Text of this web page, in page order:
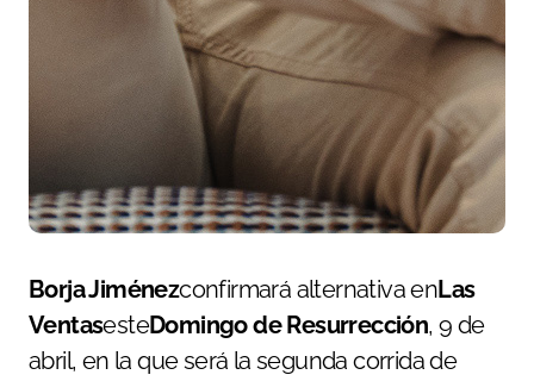
Borja Jiménezconfirmará alternativa enLas
VentasesteDomingo de Resurrección, 9 de
abril, en la que será la segunda corrida de